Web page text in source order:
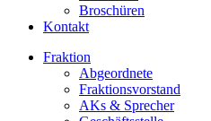
Broschüren
Kontakt
Fraktion
Abgeordnete
Fraktions­vorstand
AKs & Sprecher